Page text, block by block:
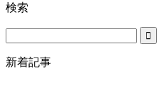
検索
新着記事